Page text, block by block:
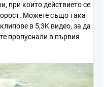
при които действието се
Можете също така
в 5,3K видео, за да
пропуснали в първия